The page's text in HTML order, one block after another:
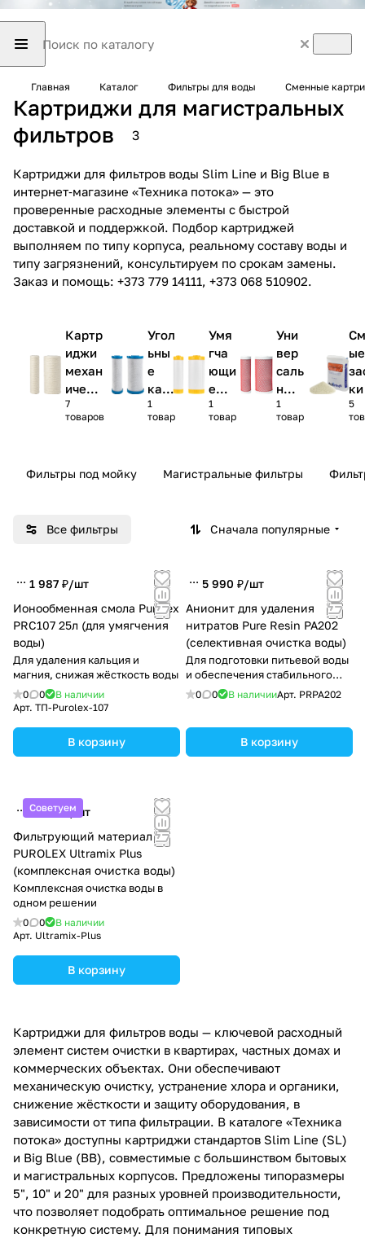
Главная Каталог Фильтры для воды Сменные
Картриджи для магистральных
фильтров
3
Картриджи для фильтров воды Slim Line и Big Blue в
интернет‑магазине «Техника потока» — это
проверенные расходные элементы с быстрой
доставкой и поддержкой. Подбор картриджей
выполняем по типу корпуса, реальному составу воды и
типу загрязнений, консультируем по срокам замены.
Заказ и помощь: +373 779 14111, +373 068 510902.
Картр
иджи
механ
ическ
ой
очист
7
товаров
Угол
ьны
е
кар
три
джи
1
товар
Умя
гча
ющи
е
кар
три
1
товар
Уни
вер
саль
ные
кар
три
1
товар
ые
ки
5
Фильтры под мойку Магистральные фильтры
Все фильтры Сначала популярные
1 987 ₽/шт
Ионообменная смола Purolex
PRC107 25л (для умягчения
воды)
Для удаления кальция и
магния, снижая жёсткость воды
0 0
В наличии
Арт. ТП-Purolex-107
В корзину
5 990 ₽/шт
Анионит для удаления
нитратов Pure Resin PA202
(селективная очистка воды)
Для подготовки питьевой воды
и обеспечения стабильного
качества воды.
0 0 В наличииАрт. PRPA202
В корзину
Советуем
2 993 ₽/ шт
Фильтрующий материал
PUROLEX Ultramix Plus
(комплексная очистка воды)
Комплексная очистка воды в
одном решении
0 0
В наличии
Арт. Ultramix-Plus
В корзину
Картриджи для фильтров воды — ключевой расходный
элемент систем очистки в квартирах, частных домах и
коммерческих объектах. Они обеспечивают
механическую очистку, устранение хлора и органики,
снижение жёсткости и защиту оборудования, в
зависимости от типа фильтрации. В каталоге «Техника
потока» доступны картриджи стандартов Slim Line (SL)
и Big Blue (BB), совместимые с большинством бытовых
и магистральных корпусов. Предложены типоразмеры
5", 10" и 20" для разных уровней производительности,
что позволяет подобрать оптимальное решение под
конкретную систему. Для понимания типовых